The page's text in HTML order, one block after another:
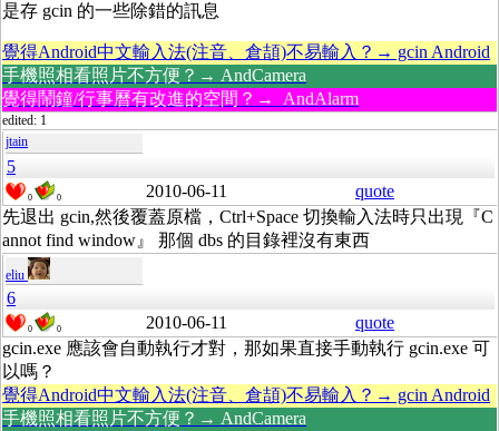
是存 gcin 的一些除錯的訊息
覺得Android中文輸入法(注音、倉頡)不易輸入？→ gcin Android
手機照相看照片不方便？→ AndCamera
覺得鬧鐘/行事曆有改進的空間？→ AndAlarm
edited: 1
jtain
5
0 0 2010-06-11
quote
先退出 gcin,然後覆蓋原檔，Ctrl+Space 切換輸入法時只出現『C
annot find window』 那個 dbs 的目錄裡沒有東西
eliu
6
0 0 2010-06-11
quote
gcin.exe 應該會自動執行才對，那如果直接手動執行 gcin.exe 可
以嗎？
覺得Android中文輸入法(注音、倉頡)不易輸入？→ gcin Android
手機照相看照片不方便？→ AndCamera